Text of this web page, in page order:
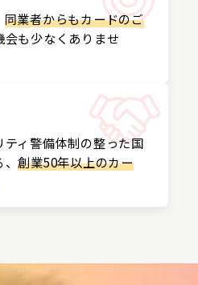
同業者からもカードのご
会も少なくありませ
ティ警備体制の整った国
、創業50年以上のカー